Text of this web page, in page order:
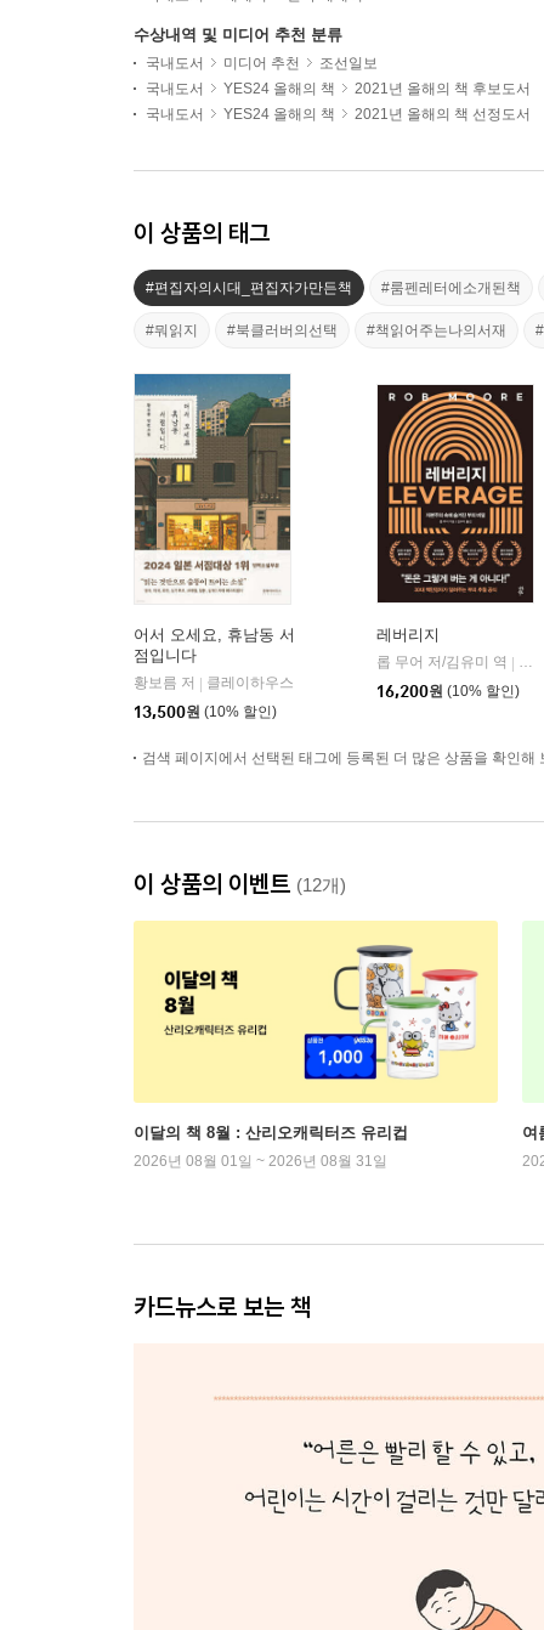
수상내역 및 미디어 추천 분류
국내도서 미디어 추천
조선일보
국내도서
YES24 올해의 책
2021년 올해의 책 후보도서
국내도서
YES24 올해의 책 2021년 올해의 책 선정도서
이 상품의 태그
#편집자의시대_편집자가만든책 #룸펜레터에소개된책
#뭐읽지 #북클러버의선택 #책읽어주는나의서재
어서 오세요, 휴남동 서
점입니다
황보름 저
클레이하우스
13,500원 (10% 할인)
레버리지
롭 무어 저/김유미 역
다
16,200원 (10% 할인)
검색 페이지에서 선택된 태그에 등록된 더 많은 상품을 확인해
이 상품의 이벤트 (12개)
이달의 책 8월 : 산리오캐릭터즈 유리컵
2026년 08월 01일 ~ 2026년 08월 31일
여
카드뉴스로 보는 책